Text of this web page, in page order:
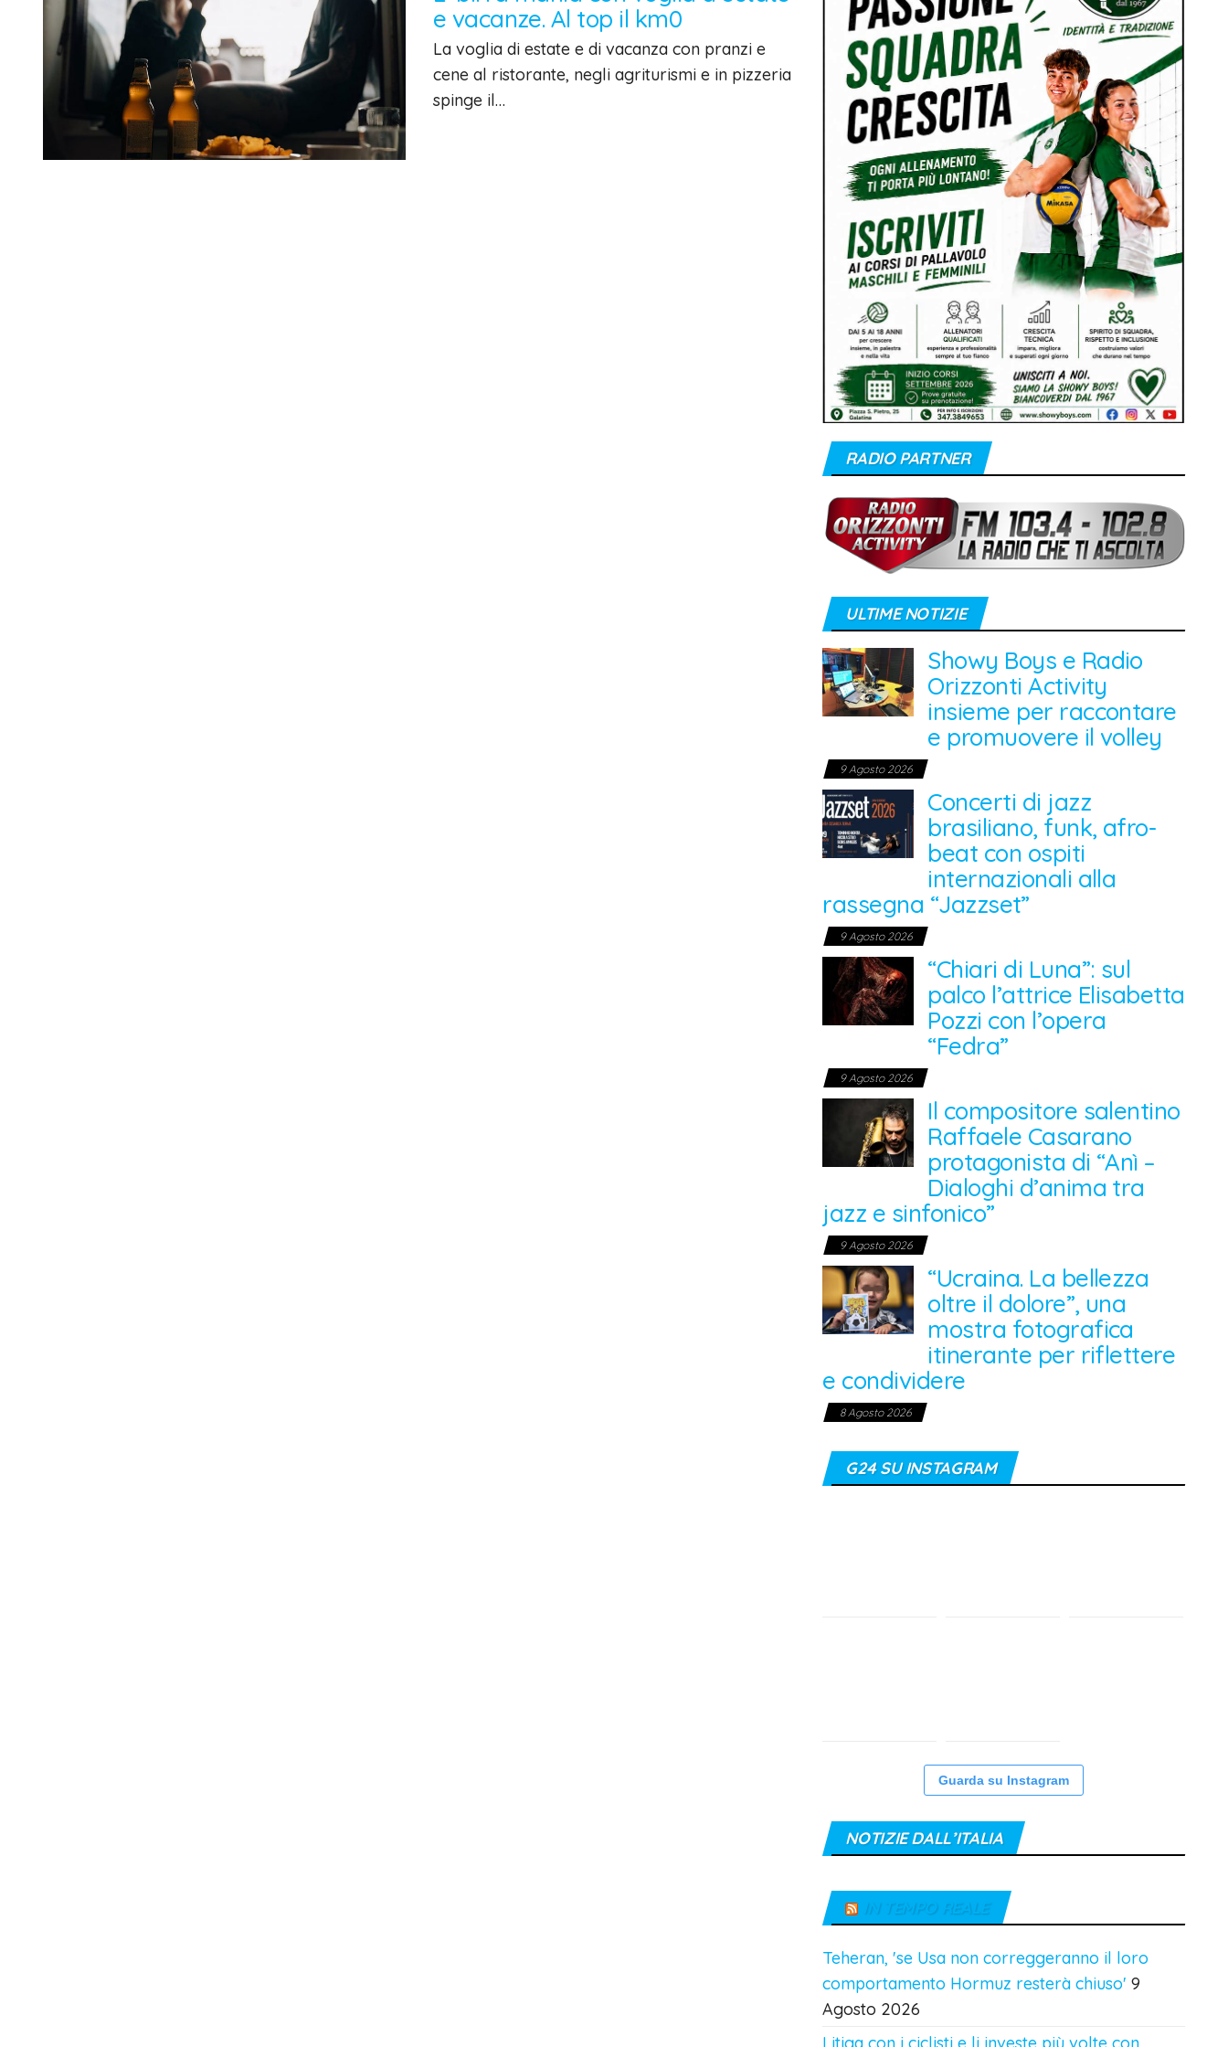
e vacanze. Al top il km0
La voglia di estate e di vacanza con pranzi e
cene al ristorante, negli agriturismi e in pizzeria
spinge il…
RADIO PARTNER
ULTIME NOTIZIE
Showy Boys e Radio
Orizzonti Activity
insieme per raccontare
e promuovere il volley
9 Agosto 2026
Concerti di jazz
brasiliano, funk, afro-
beat con ospiti
internazionali alla
rassegna “Jazzset”
9 Agosto 2026
“Chiari di Luna”: sul
palco l’attrice Elisabetta
Pozzi con l’opera
“Fedra”
9 Agosto 2026
Il compositore salentino
Raffaele Casarano
protagonista di “Anì –
Dialoghi d’anima tra
jazz e sinfonico”
9 Agosto 2026
“Ucraina. La bellezza
oltre il dolore”, una
mostra fotografica
itinerante per riflettere
e condividere
8 Agosto 2026
G24 SU INSTAGRAM
Guarda su Instagram
NOTIZIE DALL’ITALIA
IN TEMPO REALE
Teheran, 'se Usa non correggeranno il loro
comportamento Hormuz resterà chiuso' 9
Agosto 2026